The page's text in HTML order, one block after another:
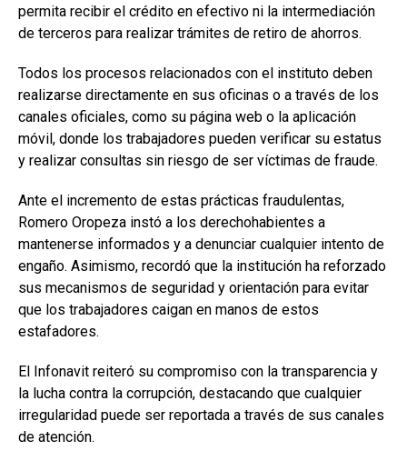
permita recibir el crédito en efectivo ni la intermediación
de terceros para realizar trámites de retiro de ahorros.
Todos los procesos relacionados con el instituto deben
realizarse directamente en sus oficinas o a través de los
canales oficiales, como su página web o la aplicación
móvil, donde los trabajadores pueden verificar su estatus
y realizar consultas sin riesgo de ser víctimas de fraude.
Ante el incremento de estas prácticas fraudulentas,
Romero Oropeza instó a los derechohabientes a
mantenerse informados y a denunciar cualquier intento de
engaño. Asimismo, recordó que la institución ha reforzado
sus mecanismos de seguridad y orientación para evitar
que los trabajadores caigan en manos de estos
estafadores.
El Infonavit reiteró su compromiso con la transparencia y
la lucha contra la corrupción, destacando que cualquier
irregularidad puede ser reportada a través de sus canales
de atención.